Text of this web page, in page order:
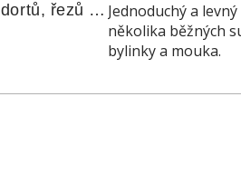
Jednoduchý a
několika běžných
bylinky a mouka.
řezů a